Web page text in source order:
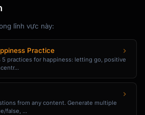
- Down-sell
payment plan]"
product]"
Version
lĩnh vực này:
Practice
5 practices for happiness: letting go, positive
from any content. Generate multiple
false, ...